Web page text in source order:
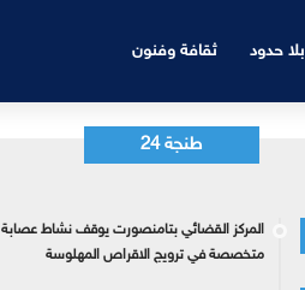
بلا حدود ثقافة وفنون
طنجة 24
المركز القضائي بتامنصورت يوقف نشاط عصابة
متخصصة في ترويج الاقراص المهلوسة